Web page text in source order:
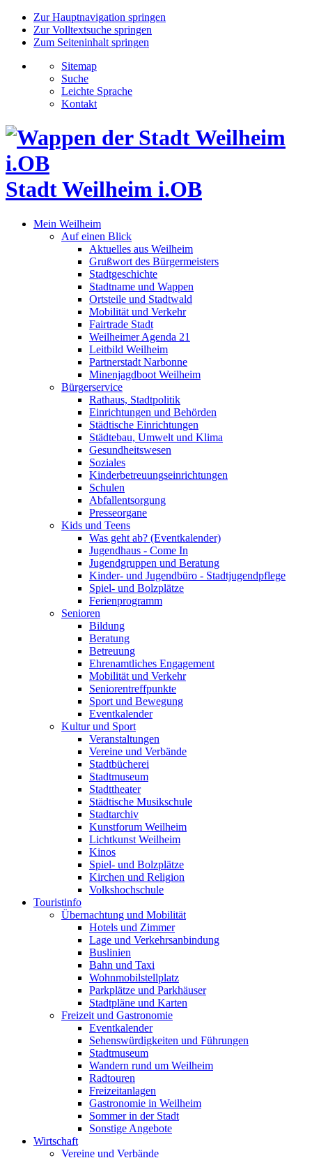
Zur Hauptnavigation springen
Zur Volltextsuche springen
Zum Seiteninhalt springen
Sitemap
Suche
Leichte Sprache
Kontakt
Stadt Weilheim i.OB
Mein Weilheim
Auf einen Blick
Aktuelles aus Weilheim
Grußwort des Bürgermeisters
Stadtgeschichte
Stadtname und Wappen
Ortsteile und Stadtwald
Mobilität und Verkehr
Fairtrade Stadt
Weilheimer Agenda 21
Leitbild Weilheim
Partnerstadt Narbonne
Minenjagdboot Weilheim
Bürgerservice
Rathaus, Stadtpolitik
Einrichtungen und Behörden
Städtische Einrichtungen
Städtebau, Umwelt und Klima
Gesundheitswesen
Soziales
Kinderbetreuungseinrichtungen
Schulen
Abfallentsorgung
Presseorgane
Kids und Teens
Was geht ab? (Eventkalender)
Jugendhaus - Come In
Jugendgruppen und Beratung
Kinder- und Jugendbüro - Stadtjugendpflege
Spiel- und Bolzplätze
Ferienprogramm
Senioren
Bildung
Beratung
Betreuung
Ehrenamtliches Engagement
Mobilität und Verkehr
Seniorentreffpunkte
Sport und Bewegung
Eventkalender
Kultur und Sport
Veranstaltungen
Vereine und Verbände
Stadtbücherei
Stadtmuseum
Stadttheater
Städtische Musikschule
Stadtarchiv
Kunstforum Weilheim
Lichtkunst Weilheim
Kinos
Spiel- und Bolzplätze
Kirchen und Religion
Volkshochschule
Touristinfo
Übernachtung und Mobilität
Hotels und Zimmer
Lage und Verkehrsanbindung
Buslinien
Bahn und Taxi
Wohnmobilstellplatz
Parkplätze und Parkhäuser
Stadtpläne und Karten
Freizeit und Gastronomie
Eventkalender
Sehenswürdigkeiten und Führungen
Stadtmuseum
Wandern rund um Weilheim
Radtouren
Freizeitanlagen
Gastronomie in Weilheim
Sommer in der Stadt
Sonstige Angebote
Wirtschaft
Vereine und Verbände